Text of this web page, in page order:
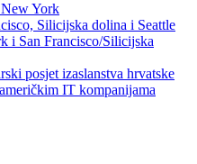
York
Silicijska dolina i Seattle
i San Francisco/Silicijska
posjet izaslanstva hrvatske
IT kompanijama